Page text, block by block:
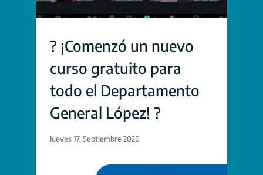
? ¡Comenzó un nuevo
curso gratuito para
todo el Departamento
General López! ?
Jueves 17, Septiembre 2026